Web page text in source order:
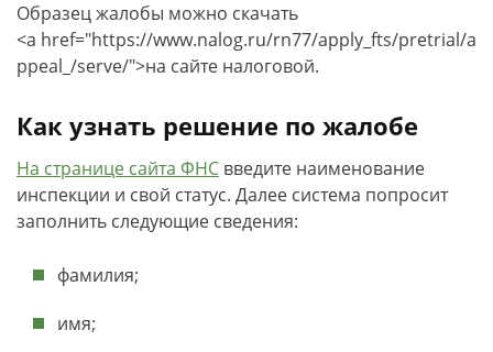
Образец жалобы можно скачать
<a href="https://www.nalog.ru/rn77/apply_fts/pretrial/a
ppeal_/serve/">на сайте налоговой.
Как узнать решение по жалобе
На странице сайта ФНС введите наименование
инспекции и свой статус. Далее система попросит
заполнить следующие сведения:
фамилия;
имя;